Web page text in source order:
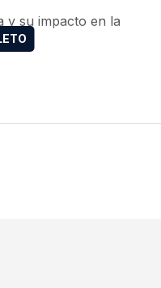
y su impacto en la